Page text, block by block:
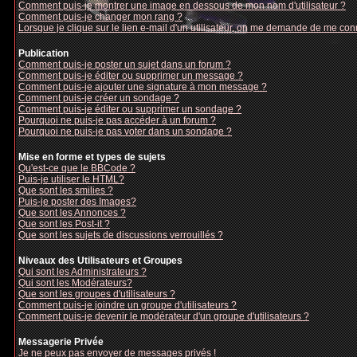
Comment puis-je montrer une image en dessous de mon nom d'utilisateur ?
Comment puis-je changer mon rang ?
Lorsque je clique sur le lien e-mail d'un utilisateur, on me demande de me
Publication
Comment puis-je poster un sujet dans un forum ?
Comment puis-je éditer ou supprimer un message ?
Comment puis-je ajouter une signature à mon message ?
Comment puis-je créer un sondage ?
Comment puis-je éditer ou supprimer un sondage ?
Pourquoi ne puis-je pas accéder à un forum ?
Pourquoi ne puis-je pas voter dans un sondage ?
Mise en forme et types de sujets
Qu'est-ce que le BBCode ?
Puis-je utiliser le HTML?
Que sont les smilies ?
Puis-je poster des Images?
Que sont les Annonces ?
Que sont les Post-it ?
Que sont les sujets de discussions verrouillés ?
Niveaux des Utilisateurs et Groupes
Qui sont les Administrateurs ?
Qui sont les Modérateurs?
Que sont les groupes d'utilisateurs ?
Comment puis-je joindre un groupe d'utilisateurs ?
Comment puis-je devenir le modérateur d'un groupe d'utilisateurs ?
Messagerie Privée
Je ne peux pas envoyer de messages privés !